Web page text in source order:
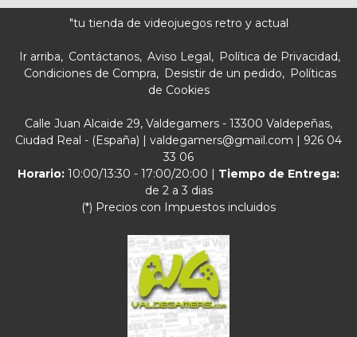
"tu tienda de videojuegos retro y actual
Ir arriba Contáctanos Aviso Legal
Política de Privacidad
Condiciones de Compra
Desistir de un pedido
Políticas
de Cookies
Calle Juan Alcaide 29, Valdegamers - 13300 Valdepeñas,
Ciudad Real - (España) | valdegamers@gmail.com | 926 04
33 06
Horario: 10:00/13:30 - 17:00/20:00 | Tiempo de Entrega:
de 2 a 3 dias
(*) Precios con Impuestos incluidos